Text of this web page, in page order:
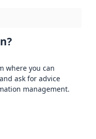
where you can
ask for advice
management.